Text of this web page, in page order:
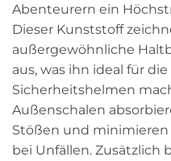
Abenteurern ein
Dieser Kunststoff
außergewöhnliche
aus, was ihn ideal für
Sicherheitshelmen
Außenschalen
Stößen und minimieren
bei Unfällen. Zusätzlich